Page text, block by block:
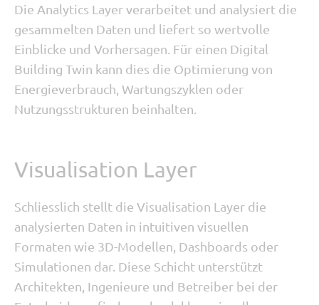
Die Analytics Layer verarbeitet und analysiert die
gesammelten Daten und liefert so wertvolle
Einblicke und Vorhersagen. Für einen Digital
Building Twin kann dies die Optimierung von
Energieverbrauch, Wartungszyklen oder
Nutzungsstrukturen beinhalten.
Visualisation Layer
Schliesslich stellt die Visualisation Layer die
analysierten Daten in intuitiven visuellen
Formaten wie 3D-Modellen, Dashboards oder
Simulationen dar. Diese Schicht unterstützt
Architekten, Ingenieure und Betreiber bei der